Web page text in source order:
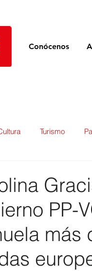
Conócenos
Turismo
Educación
PP-
más